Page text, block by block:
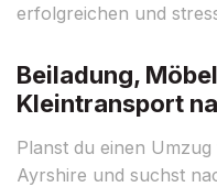
erfolgreichen und
Beiladung,
Kleintransport
Planst du einen
Ayrshire und suchst